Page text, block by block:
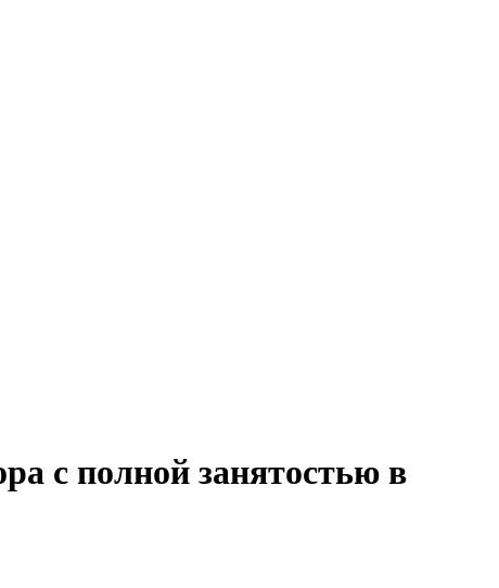
с полной занятостью в